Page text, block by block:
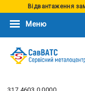
Відвантаження
Меню